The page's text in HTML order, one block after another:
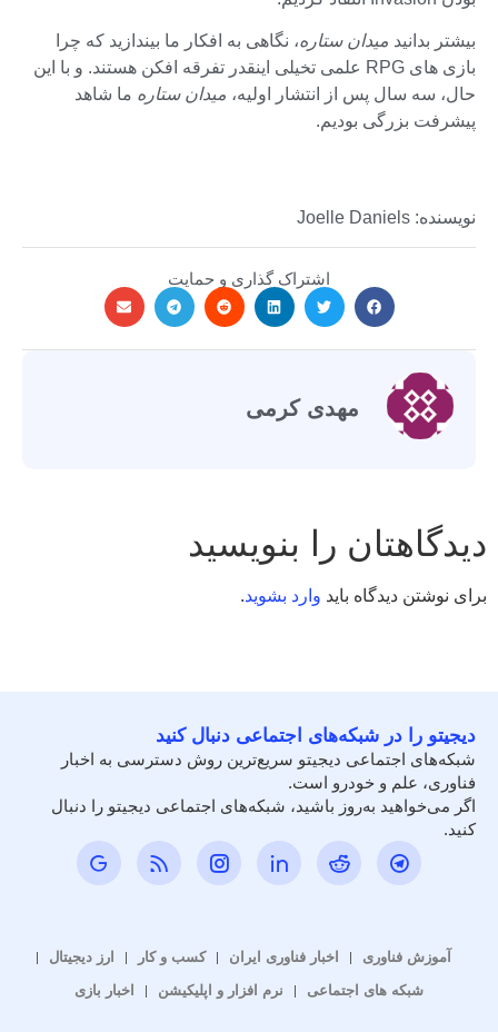
بیشتر بدانید میدان ستاره، نگاهی به افکار ما بیندازید که چرا
بازی های RPG علمی تخیلی اینقدر تفرقه افکن هستند. و با این
حال، سه سال پس از انتشار اولیه، میدان ستاره ما شاهد
پیشرفت بزرگی بودیم.
نویسنده: Joelle Daniels
اشتراک گذاری و حمایت
مهدی کرمی
دیدگاهتان را بنویسید
برای نوشتن دیدگاه باید وارد بشوید.
دیجیتو را در شبکه‌های اجتماعی دنبال کنید
شبکه‌های اجتماعی دیجیتو سریع‌ترین روش دسترسی به اخبار
فناوری، علم و خودرو است.
اگر می‌خواهید به‌روز باشید، شبکه‌های اجتماعی دیجیتو را دنبال
کنید.
آموزش فناوری اخبار فناوری ایران کسب و کار
ارز دیجیتال
شبکه های اجتماعی
نرم افزار و اپلیکیشن اخبار بازی